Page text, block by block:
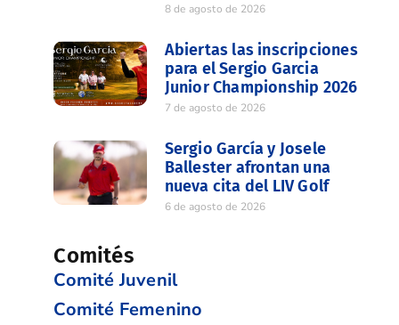
8 de agosto de 2026
Abiertas las inscripciones
para el Sergio Garcia
Junior Championship 2026
7 de agosto de 2026
Sergio García y Josele
Ballester afrontan una
nueva cita del LIV Golf
6 de agosto de 2026
Comités
Comité Juvenil
Comité Femenino